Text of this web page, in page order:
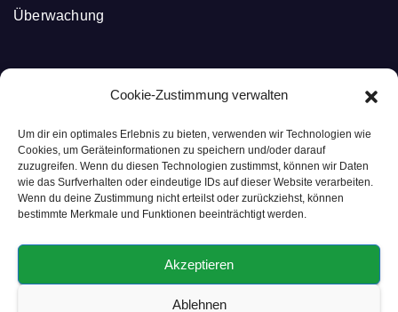
Cookie-Zustimmung verwalten
Um dir ein optimales Erlebnis zu bieten, verwenden wir Technologien wie
Cookies, um Geräteinformationen zu speichern und/oder darauf
zuzugreifen. Wenn du diesen Technologien zustimmst, können wir Daten
wie das Surfverhalten oder eindeutige IDs auf dieser Website verarbeiten.
Wenn du deine Zustimmung nicht erteilst oder zurückziehst, können
bestimmte Merkmale und Funktionen beeinträchtigt werden.
Akzeptieren
Ablehnen
Überwachung
Smart Home Blog
Smart ist, wenn es einfach ist